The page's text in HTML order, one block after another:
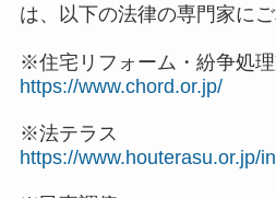
は、以下の法律の専門家にご
※住宅リフォーム・紛争処
https://www.chord.or.jp/
※法テラス
https://www.houterasu.or.jp/